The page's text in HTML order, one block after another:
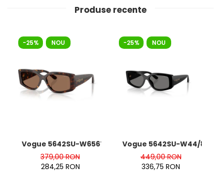
Produse recente
-25% NOU
Vogue 5642SU-W65673
379,00 RON
284,25 RON
-25% NOU
Vogue 5642SU-W44/81
449,00 RON
336,75 RON